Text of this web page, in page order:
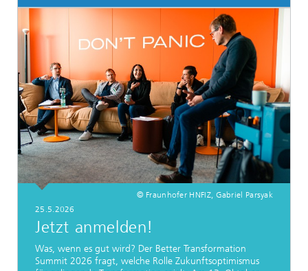
© Fraunhofer HNFIZ, Gabriel Parsyak
25.5.2026
Jetzt anmelden!
Was, wenn es gut wird? Der Better Transformation
Summit 2026 fragt, welche Rolle Zukunftsoptimismus